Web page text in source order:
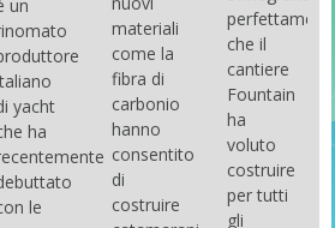
un
yacht
ha
le
materiali
come la
fibra di
carbonio
hanno
consentito
di
costruire
perfettamente,
che il
cantiere
Fountain
ha
voluto
costruire
per tutti
gli